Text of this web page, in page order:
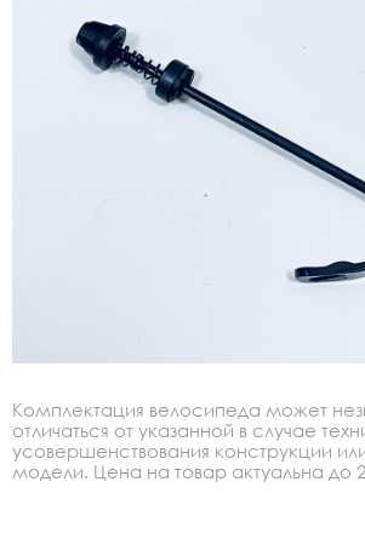
Комплектация велосипеда может
отличаться от указанной в случае
усовершенствования конструкции
модели. Цена на товар актуальна до